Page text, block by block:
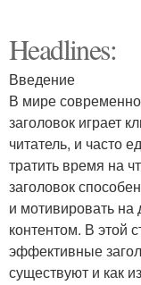
Headlines:
Введение
В мире
заголовок играет
читатель, и часто
тратить время на
заголовок
и мотивировать
контентом. В этой
эффективные
существуют и как